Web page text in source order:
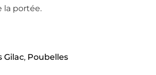
la portée.
Gilac, Poubelles